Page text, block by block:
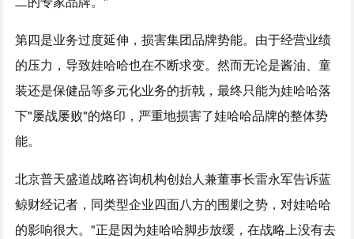
第四是业务过度延伸，损害集团品牌势能。由于经营业绩
的压力，导致娃哈哈也在不断求变。然而无论是酱油、童
装还是保健品等多元化业务的折戟，最终只能为娃哈哈落
下"屡战屡败"的烙印，严重地损害了娃哈哈品牌的整体势
能。
北京普天盛道战略咨询机构创始人兼董事长雷永军告诉蓝
鲸财经记者，同类型企业四面八方的围剿之势，对娃哈哈
的影响很大。"正是因为娃哈哈脚步放缓，在战略上没有去